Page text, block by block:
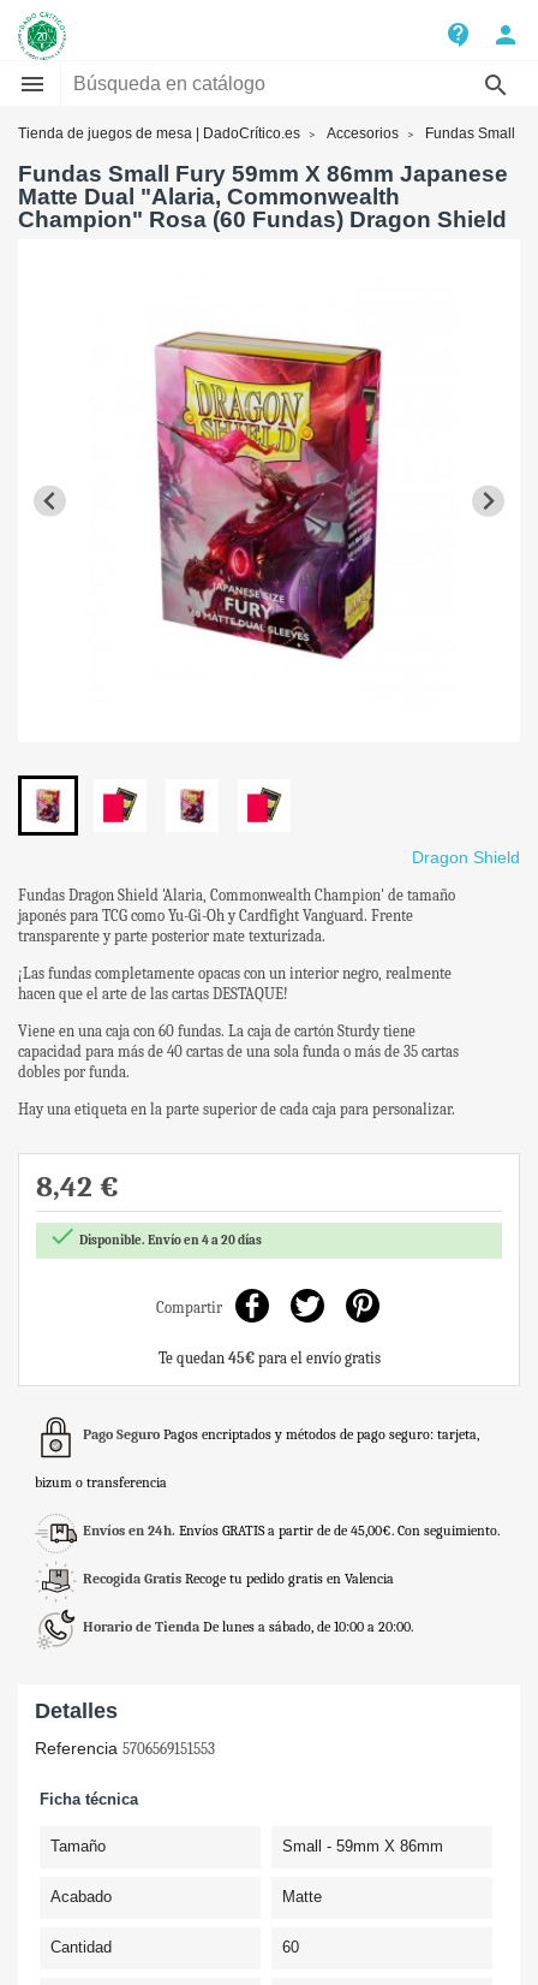
contact_support
person


Tienda de juegos de mesa | DadoCrítico.es Accesorios Fundas Small
Fundas Small Fury 59mm X 86mm Japanese
Matte Dual "Alaria, Commonwealth
Champion" Rosa (60 Fundas) Dragon Shield
Dragon Shield
Fundas Dragon Shield 'Alaria, Commonwealth Champion' de tamaño
japonés para TCG como Yu-Gi-Oh y Cardfight Vanguard. Frente
transparente y parte posterior mate texturizada.
¡Las fundas completamente opacas con un interior negro, realmente
hacen que el arte de las cartas DESTAQUE!
Viene en una caja con 60 fundas. La caja de cartón Sturdy tiene
capacidad para más de 40 cartas de una sola funda o más de 35 cartas
dobles por funda.
Hay una etiqueta en la parte superior de cada caja para personalizar.
8,42 €
 Disponible. Envío en 4 a 20 días
Compartir
Te quedan 45€para el envío gratis
Pago Seguro Pagos encriptados y métodos de pago seguro: tarjeta,
bizum o transferencia
Envíos en 24h. Envíos GRATIS a partir de de 45,00€. Con seguimiento.
Recogida Gratis Recoge tu pedido gratis en Valencia
Horario de Tienda De lunes a sábado, de 10:00 a 20:00.
Detalles
Referencia 5706569151553
Ficha técnica
Tamaño Small - 59mm X 86mm
Acabado Matte
Cantidad 60